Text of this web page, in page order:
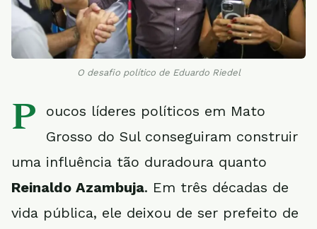
O desafio político de Eduardo Riedel
P
oucos líderes políticos em Mato
Grosso do Sul conseguiram construir
uma influência tão duradoura quanto
Reinaldo Azambuja. Em três décadas de
vida pública, ele deixou de ser prefeito de